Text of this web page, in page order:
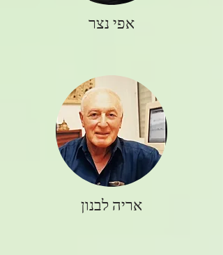
אפי נצר
אריה לבנון